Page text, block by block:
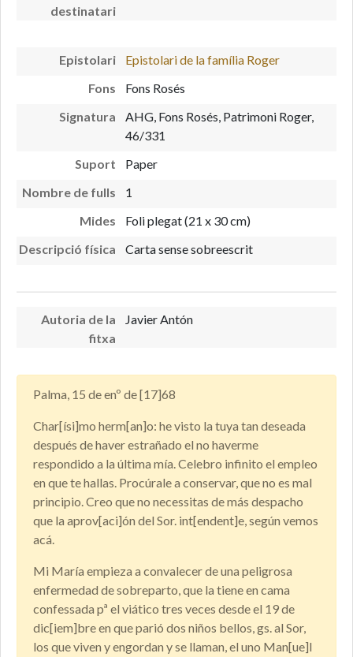
destinatari
Epistolari
Epistolari de la família Roger
Fons
Fons Rosés
Signatura
AHG, Fons Rosés, Patrimoni Roger,
46/331
Suport
Paper
Nombre de fulls
1
Mides
Foli plegat (21 x 30 cm)
Descripció física
Carta sense sobreescrit
Autoria de la
fitxa
Javier Antón
Palma, 15 de enº de [17]68
Char[ísi]mo herm[an]o: he visto la tuya tan deseada
después de haver estrañado el no haverme
respondido a la última mía. Celebro infinito el empleo
en que te hallas. Procúrale a conservar, que no es mal
principio. Creo que no necessitas de más despacho
que la aprov[aci]ón del Sor. int[endent]e, según vemos
acá.
Mi María empieza a convalecer de una peligrosa
enfermedad de sobreparto, que la tiene en cama
confessada pª el viático tres veces desde el 19 de
dic[iem]bre en que parió dos niños bellos, gs. al Sor,
los que viven y engordan y se llaman, el uno Man[ue]l